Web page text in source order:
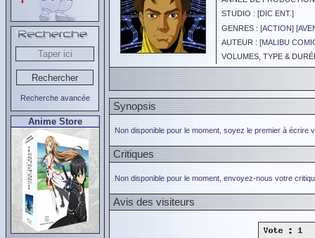
Recherche avancée
Anime Store
STUDIO : [DIC ENT.]
GENRES : [ACTION] [
AUTEUR : [MALIBU
VOLUMES, TYPE &
Synopsis
Non disponible pour le moment, soyez le premier à écrire
Critiques
Non disponible pour le moment, envoyez-nous votre
Avis des visiteurs